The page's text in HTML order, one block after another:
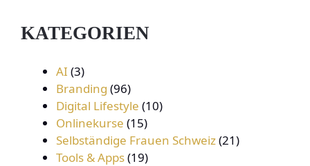
KATEGORIEN
AI (3)
Branding (96)
Digital Lifestyle (10)
Onlinekurse (15)
Selbständige Frauen Schweiz(21)
Tools & Apps(19)